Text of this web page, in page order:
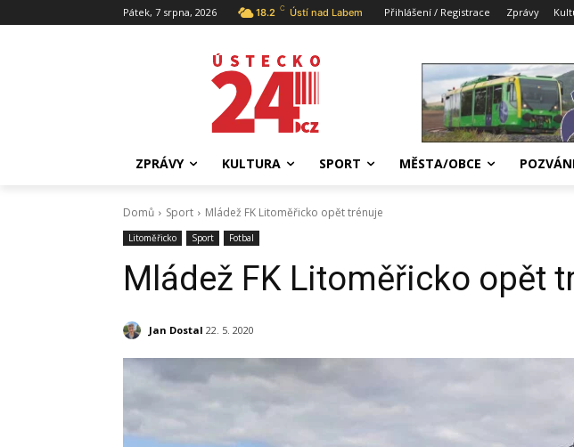
Pátek, 7 srpna, 2026 18.2 C Ústí nad Labem Přihlášení / Registrace Zprávy
ZPRÁVY KULTURA SPORT MĚSTA/OBCE
Domů Sport Mládež FK Litoměřicko opět trénuje
Litoměřicko Sport Fotbal
Mládež FK Litoměřicko opět
Jan Dostal 22. 5. 2020